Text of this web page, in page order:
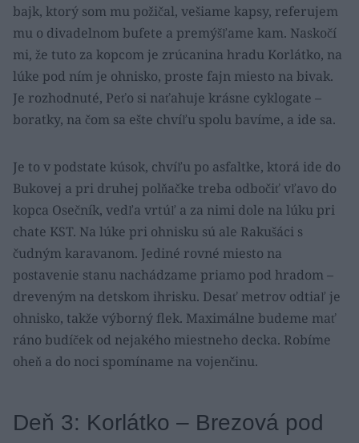
bajk, ktorý som mu požičal, vešiame kapsy, referujem
mu o divadelnom bufete a premýšľame kam. Naskočí
mi, že tuto za kopcom je zrúcanina hradu Korlátko, na
lúke pod ním je ohnisko, proste fajn miesto na bivak.
Je rozhodnuté, Peťo si naťahuje krásne cyklogate –
boratky, na čom sa ešte chvíľu spolu bavíme, a ide sa.
Je to v podstate kúsok, chvíľu po asfaltke, ktorá ide do
Bukovej a pri druhej polňačke treba odbočiť vľavo do
kopca Osečník, vedľa vrtúľ a za nimi dole na lúku pri
chate KST. Na lúke pri ohnisku sú ale Rakušáci s
čudným karavanom. Jediné rovné miesto na
postavenie stanu nachádzame priamo pod hradom –
dreveným na detskom ihrisku. Desať metrov odtiaľ je
ohnisko, takže výborný flek. Maximálne budeme mať
ráno budíček od nejakého miestneho decka. Robíme
oheň a do noci spomíname na vojenčinu.
Deň 3: Korlátko – Brezová pod